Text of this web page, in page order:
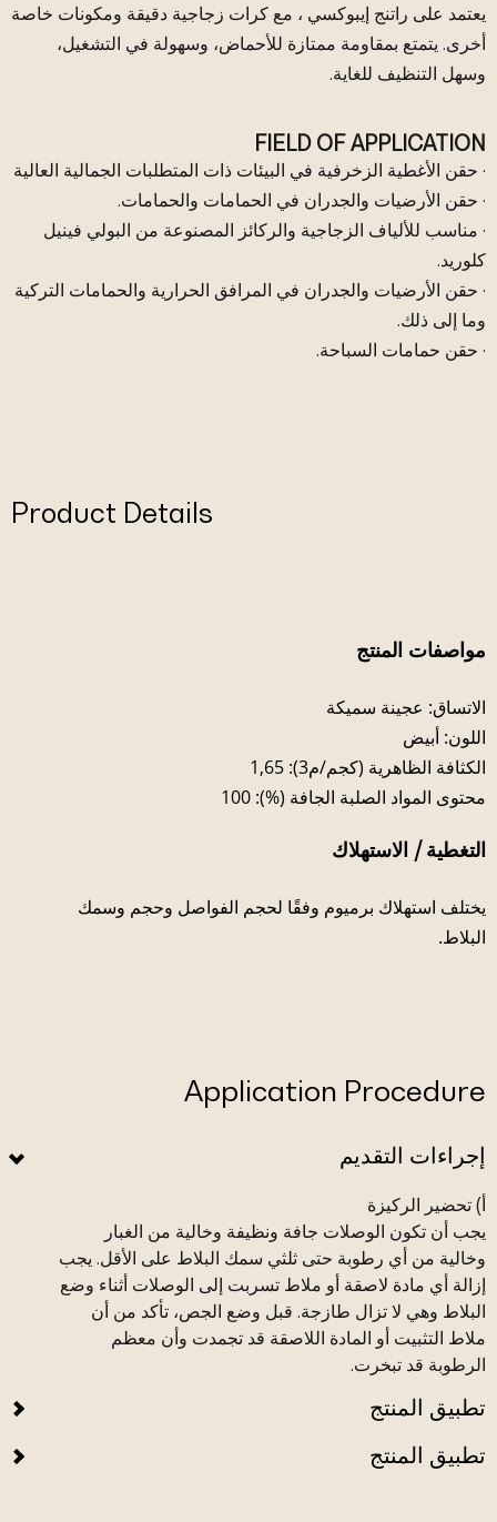
يعتمد على راتنج إيبوكسي ، مع كرات زجاجية دقيقة ومكونات خاصة
أخرى. يتمتع بمقاومة ممتازة للأحماض، وسهولة في التشغيل،
وسهل التنظيف للغاية.
FIELD OF APPLICATION
· حقن الأغطية الزخرفية في البيئات ذات المتطلبات الجمالية العالية
· حقن الأرضيات والجدران في الحمامات والحمامات.
· مناسب للألياف الزجاجية والركائز المصنوعة من البولي فينيل
كلوريد.
· حقن الأرضيات والجدران في المرافق الحرارية والحمامات التركية
وما إلى ذلك.
· حقن حمامات السباحة.
Product Details
مواصفات المنتج
الاتساق: عجينة سميكة
اللون: أبيض
الكثافة الظاهرية (كجم/م3): 1,65
محتوى المواد الصلبة الجافة (%): 100
التغطية / الاستهلاك
يختلف استهلاك برميوم وفقًا لحجم الفواصل وحجم وسمك
البلاط.
Application Procedure
إجراءات التقديم
أ) تحضير الركيزة
يجب أن تكون الوصلات جافة ونظيفة وخالية من الغبار
وخالية من أي رطوبة حتى ثلثي سمك البلاط على الأقل. يجب
إزالة أي مادة لاصقة أو ملاط تسربت إلى الوصلات أثناء وضع
البلاط وهي لا تزال طازجة. قبل وضع الجص، تأكد من أن
ملاط التثبيت أو المادة اللاصقة قد تجمدت وأن معظم
الرطوبة قد تبخرت.
تطبيق المنتج
تطبيق المنتج